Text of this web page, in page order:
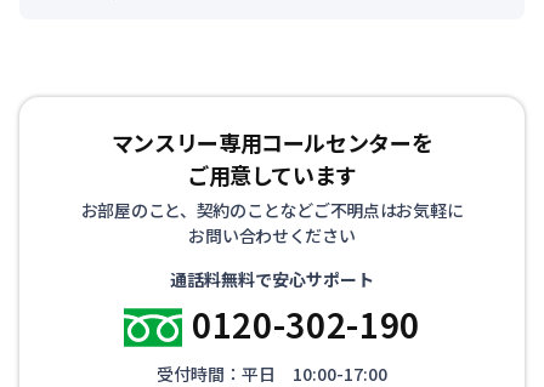
マンスリー専用コールセンターを
ご用意しています
お部屋のこと、契約のことなどご不明点はお気軽に
お問い合わせください
通話料無料で安心サポート
0120-302-190
受付時間：平日 10:00-17:00